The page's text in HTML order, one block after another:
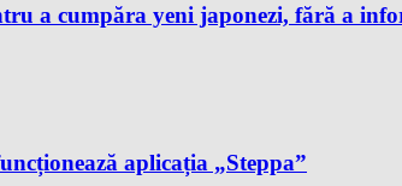
a cumpăra yeni japonezi, fără a
aplicația „Steppa”